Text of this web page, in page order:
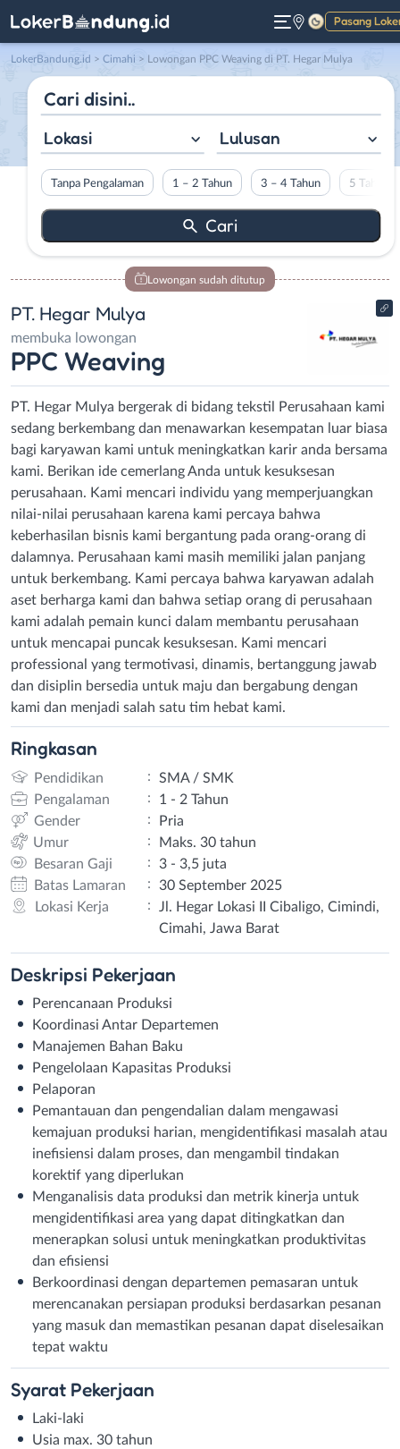
Pasang
Gelap
LokerBandung.id > Cimahi > Lowongan PPC Weaving di PT. Hegar Mulya
Lokasi Lulusan
Tanpa Pengalaman 1 – 2 Tahun 3 – 4 Tahun 5 Tahun
Lowongan sudah ditutup
PT. Hegar Mulya
membuka lowongan
PPC Weaving
PT. Hegar Mulya bergerak di bidang tekstil Perusahaan kami
sedang berkembang dan menawarkan kesempatan luar biasa
bagi karyawan kami untuk meningkatkan karir anda bersama
kami. Berikan ide cemerlang Anda untuk kesuksesan
perusahaan. Kami mencari individu yang memperjuangkan
nilai-nilai perusahaan karena kami percaya bahwa
keberhasilan bisnis kami bergantung pada orang-orang di
dalamnya. Perusahaan kami masih memiliki jalan panjang
untuk berkembang. Kami percaya bahwa karyawan adalah
aset berharga kami dan bahwa setiap orang di perusahaan
kami adalah pemain kunci dalam membantu perusahaan
untuk mencapai puncak kesuksesan. Kami mencari
professional yang termotivasi, dinamis, bertanggung jawab
dan disiplin bersedia untuk maju dan bergabung dengan
kami dan menjadi salah satu tim hebat kami.
Ringkasan
Pendidikan :
SMA / SMK
Pengalaman
:
1 - 2 Tahun
Gender
:
Pria
Umur
:
Maks. 30 tahun
Besaran Gaji
:
3 - 3,5 juta
Batas Lamaran
:
30 September 2025
Lokasi Kerja
:
Jl. Hegar Lokasi II Cibaligo, Cimindi,
Cimahi, Jawa Barat
Deskripsi Pekerjaan
Perencanaan Produksi
Koordinasi Antar Departemen
Manajemen Bahan Baku
Pengelolaan Kapasitas Produksi
Pelaporan
Pemantauan dan pengendalian dalam mengawasi
kemajuan produksi harian, mengidentifikasi masalah atau
inefisiensi dalam proses, dan mengambil tindakan
korektif yang diperlukan
Menganalisis data produksi dan metrik kinerja untuk
mengidentifikasi area yang dapat ditingkatkan dan
menerapkan solusi untuk meningkatkan produktivitas
dan efisiensi
Berkoordinasi dengan departemen pemasaran untuk
merencanakan persiapan produksi berdasarkan pesanan
yang masuk dan memastikan pesanan dapat diselesaikan
tepat waktu
Syarat Pekerjaan
Laki-laki
Usia max. 30 tahun